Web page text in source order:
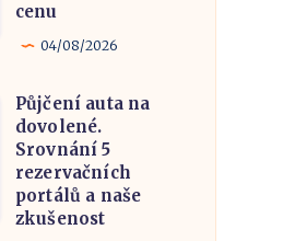
cenu
04/08/2026
Půjčení auta na
dovolené.
Srovnání 5
rezervačních
portálů a naše
zkušenost